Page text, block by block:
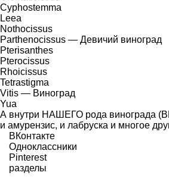
Cyphostemma
Leea
Nothocissus
Parthenocissus — Девичий виноград
Pterisanthes
Pterocissus
Rhoicissus
Tetrastigma
Vitis — Виноград
Yua
А внутри НАШЕГО рода винограда
и амурензис, и лабруска и многое
ВКонтакте
Одноклассники
Pinterest
разделы